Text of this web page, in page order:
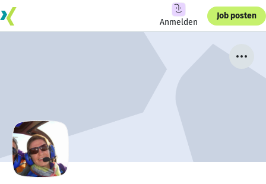
Anmelden
Job posten